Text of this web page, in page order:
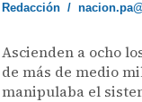
Redacción /
Ascienden a ocho
de más de medio
manipulaba el